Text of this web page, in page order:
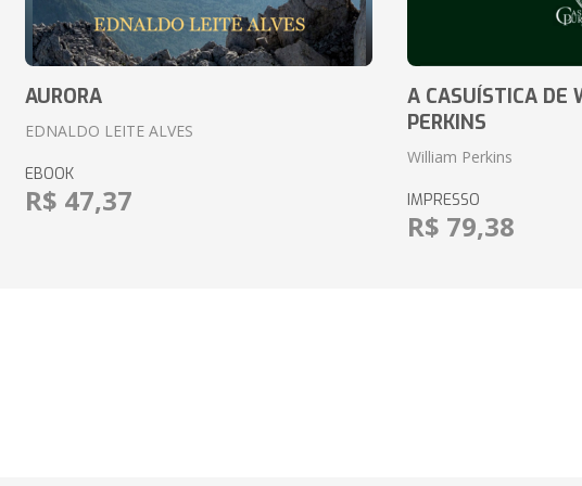
AURORA
EDNALDO LEITE ALVES
EBOOK
R$ 47,37
A CASUÍSTICA DE
PERKINS
William Perkins
IMPRESSO
R$ 79,38